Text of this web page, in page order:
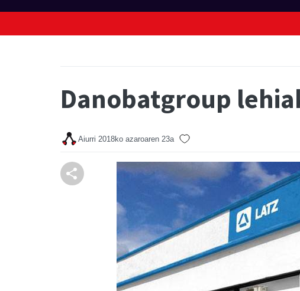
Danobatgroup
Aiurri 2018ko azaroaren 23a